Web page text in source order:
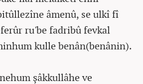
âmenû, se ulkî fî
ru'be fadribû fevkal
kulle benân(benânin).
şâkkullâhe ve